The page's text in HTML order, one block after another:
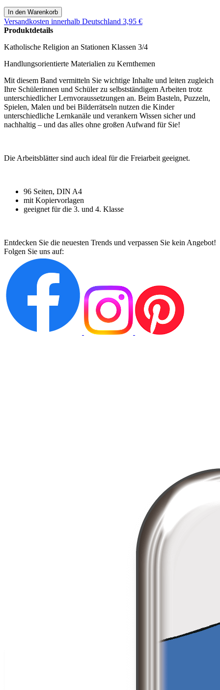
Versandkosten innerhalb Deutschland 3,95 €
Produktdetails
Katholische Religion an Stationen Klassen 3/4
Handlungsorientierte Materialien zu Kernthemen
Mit diesem Band vermitteln Sie wichtige Inhalte und leiten zugleich
Ihre Schülerinnen und Schüler zu selbstständigem Arbeiten trotz
unterschiedlicher Lernvoraussetzungen an. Beim Basteln, Puzzeln,
Spielen, Malen und bei Bilderrätseln nutzen die Kinder
unterschiedliche Lernkanäle und verankern Wissen sicher und
nachhaltig – und das alles ohne großen Aufwand für Sie!
Die Arbeitsblätter sind auch ideal für die Freiarbeit geeignet.
96 Seiten, DIN A4
mit Kopiervorlagen
geeignet für die 3. und 4. Klasse
Entdecken Sie die neuesten Trends und verpassen Sie kein Angebot!
Folgen Sie uns auf: